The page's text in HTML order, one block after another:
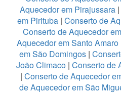
Aquecedor em Pirajussara |
em Pirituba| Conserto de
Conserto de Aquecedor
Aquecedor em Santo Amaro
em São Domingos |
João Climaco| Conserto de
| Conserto de Aquecedor
de Aquecedor em São